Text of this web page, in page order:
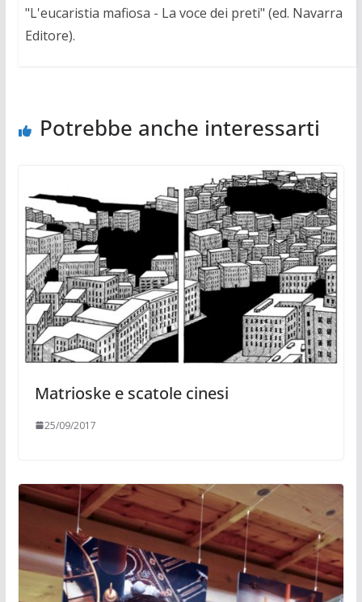
"L'eucaristia mafiosa - La voce dei preti" (ed. Navarra
Editore).
Potrebbe anche interessarti
Matrioske e scatole cinesi
25/09/2017